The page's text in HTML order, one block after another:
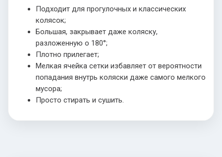
Подходит для прогулочных и классических
колясок;
Большая, закрывает даже коляску,
разложенную о 180°;
Плотно прилегает;
Мелкая ячейка сетки избавляет от вероятности
попадания внутрь коляски даже самого мелкого
мусора;
Просто стирать и сушить.